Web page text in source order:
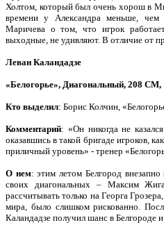
Холтом, который был очень хорош в
времени у Александра меньше,
Маричева о том, что игрок
выходные, не удивляют. В отличие от
Леван Каландадзе
«Белогорье», Диагональный, 208 СМ,
Кто выделил: Борис Колчин,
Комментарий: «Он никогда не
оказавшись в такой бригаде игроков,
приличный уровень» ‑ тренер
О нем: этим летом Белгород
своих диагональных – Максим
рассчитывать только на Георга
мира, было слишком рискованно.
Каландадзе получил шанс в Белгороде